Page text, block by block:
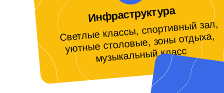
Инфраструктура
Светлые классы, спортивный зал,
уютные столовые, зоны отдыха,
музыкальный класс